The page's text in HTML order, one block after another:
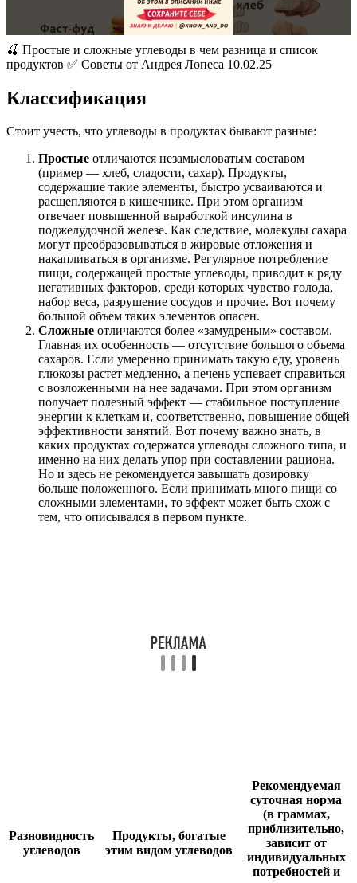
🍒 Простые и сложные углеводы в чем разница и список
продуктов ✅ Советы от Андрея Лопеса 10.02.25
Классификация
Стоит учесть, что углеводы в продуктах бывают разные:
Простые отличаются незамысловатым составом
(пример — хлеб, сладости, сахар). Продукты,
содержащие такие элементы, быстро усваиваются и
расщепляются в кишечнике. При этом организм
отвечает повышенной выработкой инсулина в
поджелудочной железе. Как следствие, молекулы сахара
могут преобразовываться в жировые отложения и
накапливаться в организме. Регулярное потребление
пищи, содержащей простые углеводы, приводит к ряду
негативных факторов, среди которых чувство голода,
набор веса, разрушение сосудов и прочие. Вот почему
большой объем таких элементов опасен.
Сложные отличаются более «замудреным» составом.
Главная их особенность — отсутствие большого объема
сахаров. Если умеренно принимать такую еду, уровень
глюкозы растет медленно, а печень успевает справиться
с возложенными на нее задачами. При этом организм
получает полезный эффект — стабильное поступление
энергии к клеткам и, соответственно, повышение общей
эффективности занятий. Вот почему важно знать, в
каких продуктах содержатся углеводы сложного типа, и
именно на них делать упор при составлении рациона.
Но и здесь не рекомендуется завышать дозировку
больше положенного. Если принимать много пищи со
сложными элементами, то эффект может быть схож с
тем, что описывался в первом пункте.
Разновидность
углеводов
Продукты, богатые
этим видом углеводов
Рекомендуемая
суточная норма
(в граммах,
приблизительно,
зависит от
индивидуальных
потребностей и